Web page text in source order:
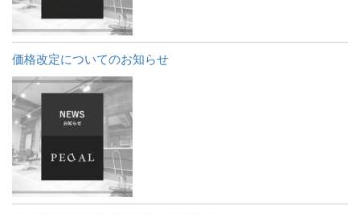
価格改定についてのお知らせ